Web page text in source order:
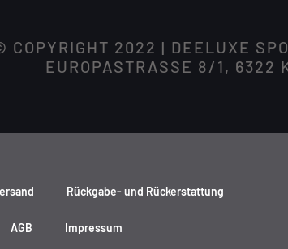
COPYRIGHT 2022 | DEELUXE
EUROPASTRASSE 8/1, 6322
Rückgabe- und Rückerstattung
AGB Impressum